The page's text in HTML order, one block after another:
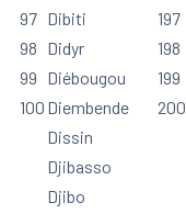
97
98
99
100
Dibiti
Didyr
Diébougou
Diembende
Dissin
Djibasso
Djibo
197
198
199
200